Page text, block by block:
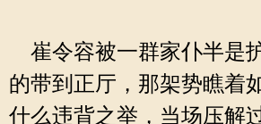
崔令容被一群家仆半是
的带到正厅，那架势瞧着
什么违背之举，当场压解